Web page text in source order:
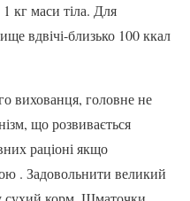
кг маси тіла. Для
вдвічі-близько 100 ккал
вихованця, головне не
що розвивається
раціоні якщо
. Задовольнити великий